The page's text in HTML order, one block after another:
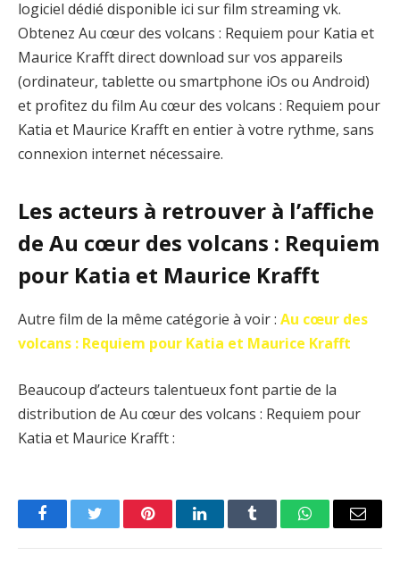
logiciel dédié disponible ici sur film streaming vk.
Obtenez Au cœur des volcans : Requiem pour Katia et
Maurice Krafft direct download sur vos appareils
(ordinateur, tablette ou smartphone iOs ou Android)
et profitez du film Au cœur des volcans : Requiem pour
Katia et Maurice Krafft en entier à votre rythme, sans
connexion internet nécessaire.
Les acteurs à retrouver à l’affiche
de Au cœur des volcans : Requiem
pour Katia et Maurice Krafft
Autre film de la même catégorie à voir : Au cœur des
volcans : Requiem pour Katia et Maurice Krafft
Beaucoup d’acteurs talentueux font partie de la
distribution de Au cœur des volcans : Requiem pour
Katia et Maurice Krafft :
FacebookTwitter PinterestLinkedInTumblr WhatsAppEmail